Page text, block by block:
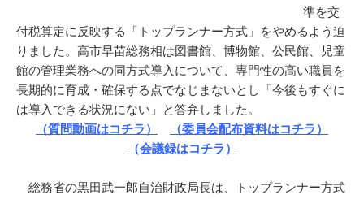
準を交
付税算定に反映する「トップランナー方式」をやめるよう迫
りました。高市早苗総務相は図書館、博物館、公民館、児童
館の管理業務への同方式導入について、専門性の高い職員を
長期的に育成・確保する点でなじまないとし「今後もすぐに
は導入できる状況にない」と答弁しました。
（質問動画はコチラ）
（委員会配布資料はコチラ）
（会議録はコチラ）
総務省の黒田武一郎自治財政局長は、トップランナー方式